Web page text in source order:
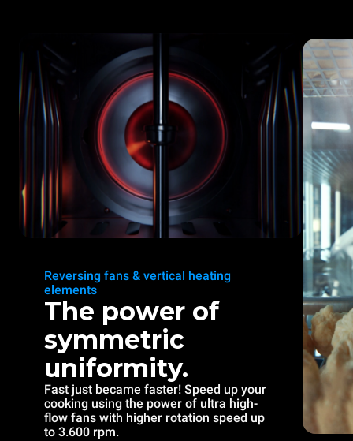
Reversing fans & vertical heating
elements
The power of
symmetric
uniformity.
Fast just became faster! Speed up your
cooking using the power of ultra high-
flow fans with higher rotation speed up
to 3.600 rpm.